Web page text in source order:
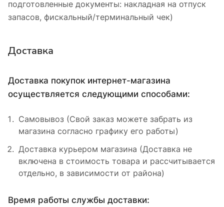
подготовленные документы: накладная на отпуск
запасов, фискальный/терминальный чек)
Доставка
Доставка покупок интернет-магазина
осуществляется следующими способами:
Самовывоз (Свой заказ можете забрать из
магазина согласно графику его работы)
Доставка курьером магазина (Доставка не
включена в стоимость товара и рассчитывается
отдельно, в зависимости от района)
Время работы службы доставки: